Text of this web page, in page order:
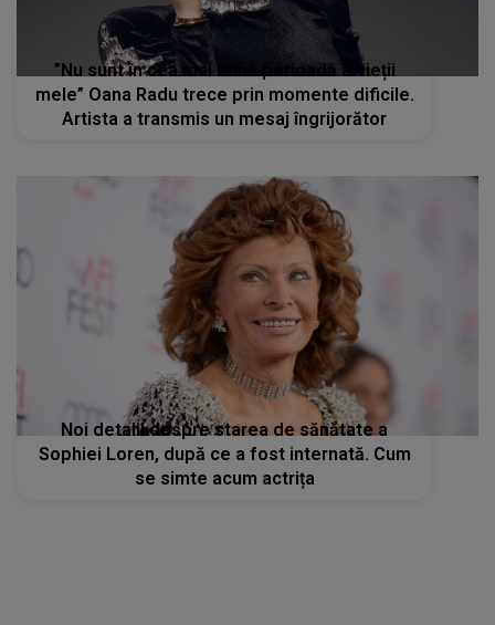
”Nu sunt în cea mai bună perioadă a vieții
mele” Oana Radu trece prin momente dificile.
Artista a transmis un mesaj îngrijorător
Noi detalii despre starea de sănătate a
Sophiei Loren, după ce a fost internată. Cum
se simte acum actrița